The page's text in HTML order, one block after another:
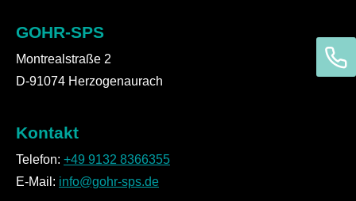
GOHR-SPS
Montrealstraße 2
D-91074 Herzogenaurach
Kontakt
Telefon: +49 9132 8366355
E-Mail: info@gohr-sps.de